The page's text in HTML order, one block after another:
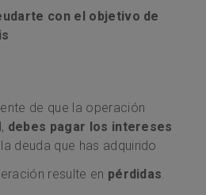
con el objetivo de
de que la operación
debes pagar los intereses
deuda que has adquirido
resulte en pérdidas.